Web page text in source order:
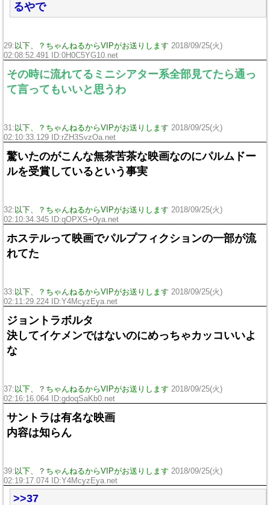
るやで
29: 以下、？ちゃんねるからVIPがお送りします 2018/09/25(火)
02:08:52.491 ID:0H0C5YG10.net
その時に流れてるミニシアター系全部見てたら通っ
て言ってもいいと思うわ
31: 以下、？ちゃんねるからVIPがお送りします 2018/09/25(火)
02:10:33.129 ID:rZH3SvzOa.net
驚いたのがこんな無茶苦茶な映画なのにパルムドー
ルを受賞しているという事実
32: 以下、？ちゃんねるからVIPがお送りします 2018/09/25(火)
02:10:34.345 ID:qOPXS+0ya.net
ホステルって映画でパルプフィクションの一部が流
れてた
33: 以下、？ちゃんねるからVIPがお送りします 2018/09/25(火)
02:11:29.224 ID:Y4McyzEya.net
ジョントラボルタ
決してイケメンではないのにめっちゃカッコいいよ
な
37: 以下、？ちゃんねるからVIPがお送りします 2018/09/25(火)
02:16:16.064 ID:gdoqSaKb0.net
サントラは有名な映画
内容は知らん
39: 以下、？ちゃんねるからVIPがお送りします 2018/09/25(火)
02:19:17.074 ID:Y4McyzEya.net
>>37